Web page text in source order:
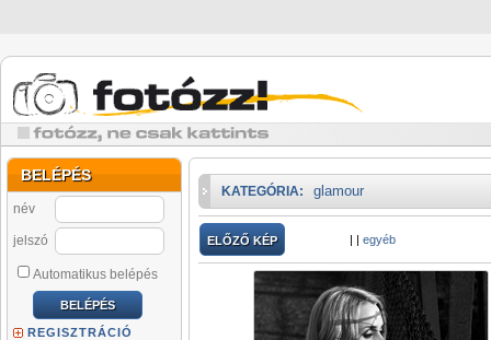
BELÉPÉS
név
jelszó
Automatikus belépés
REGISZTRÁCIÓ
KATEGÓRIA: glamour
ELŐZŐ KÉP | | egyéb